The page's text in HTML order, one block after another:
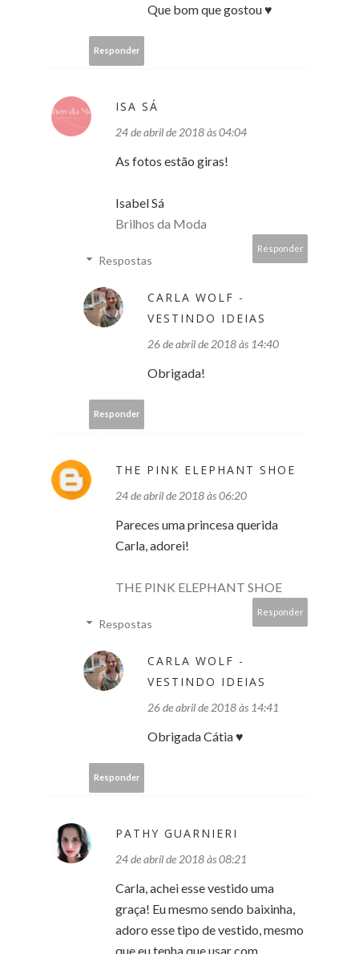
Que bom que gostou ♥
Responder
ISA SÁ
24 de abril de 2018 às 04:04
As fotos estão giras!
Isabel Sá
Brilhos da Moda
Responder
Respostas
CARLA WOLF -
VESTINDO IDEIAS
26 de abril de 2018 às 14:40
Obrigada!
Responder
THE PINK ELEPHANT SHOE
24 de abril de 2018 às 06:20
Pareces uma princesa querida
Carla, adorei!
THE PINK ELEPHANT SHOE
Responder
Respostas
CARLA WOLF -
VESTINDO IDEIAS
26 de abril de 2018 às 14:41
Obrigada Cátia ♥
Responder
PATHY GUARNIERI
24 de abril de 2018 às 08:21
Carla, achei esse vestido uma
graça! Eu mesmo sendo baixinha,
adoro esse tipo de vestido, mesmo
que eu tenha que usar com